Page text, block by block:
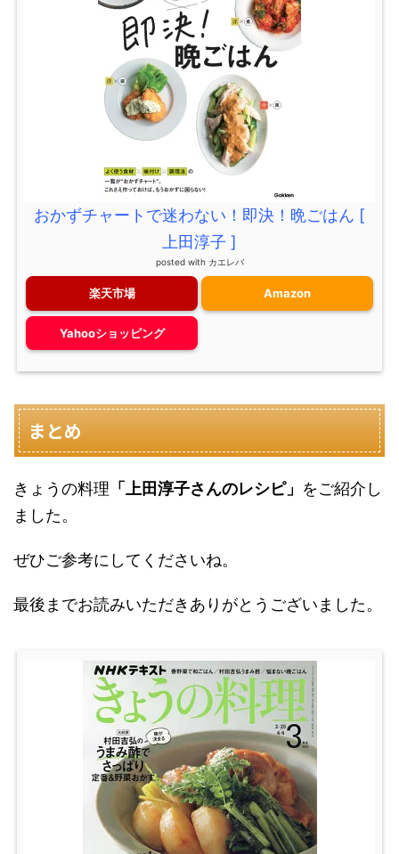
おかずチャートで迷わない！即決！晩ごはん [
上田淳子 ]
posted with カエレバ
楽天市場 Amazon
Yahooショッピング
まとめ
きょうの料理 「上田淳子さんのレシピ」 をご紹介し
ました。
ぜひご参考にしてくださいね。
最後までお読みいただきありがとうございました。